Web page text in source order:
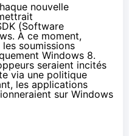
nouvelle
(Software
À ce moment,
soumissions
Windows 8.
seraient incités
via une politique
les applications
sur Windows